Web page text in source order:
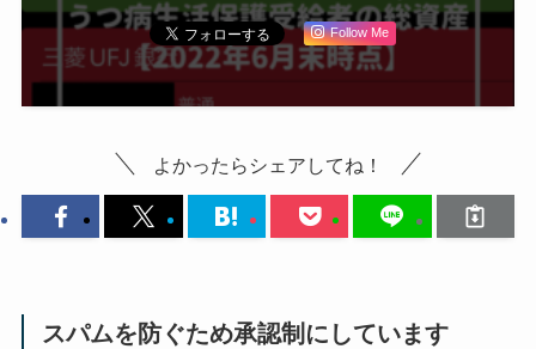
Follow Me
よかったらシェアしてね！
スパムを防ぐため承認制にしています